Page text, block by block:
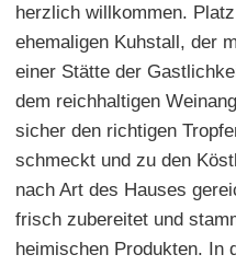
herzlich willkommen.
ehemaligen Kuhstall, der
einer Stätte der
dem reichhaltigen
sicher den richtigen
schmeckt und zu den
nach Art des Hauses
frisch zubereitet und
heimischen Produkten. In